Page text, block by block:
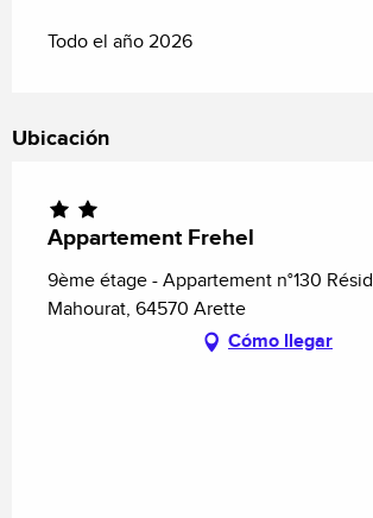
Todo el año 2026
Ubicación
Appartement Frehel
9ème étage - Appartement n°130
Mahourat, 64570 Arette
Cómo llegar